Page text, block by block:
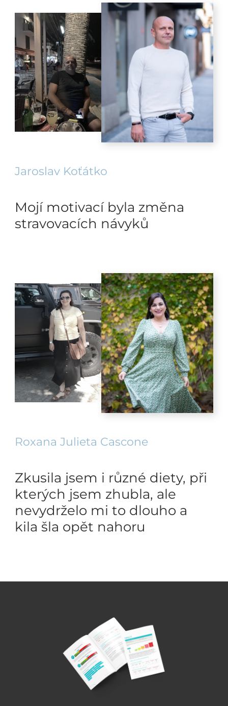
Jaroslav Koťátko
Mojí motivací byla změna
stravovacích návyků
Roxana Julieta Cascone
Zkusila jsem i různé diety, při
kterých jsem zhubla, ale
nevydrželo mi to dlouho a
kila šla opět nahoru